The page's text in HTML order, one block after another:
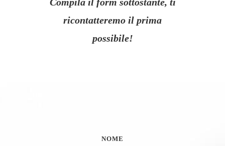
ricontatteremo il prima
possibile!
NOME